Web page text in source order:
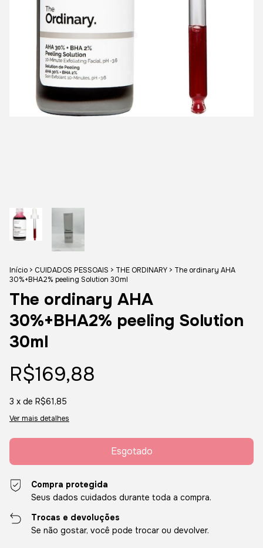
Início > CUIDADOS PESSOAIS > THE ORDINARY > The ordinary AHA
30%+BHA2% peeling Solution 30ml
The ordinary AHA
30%+BHA2% peeling Solution
30ml
R$169,88
3 x de R$61,85
Ver mais detalhes
Compra protegida
Seus dados cuidados durante toda a compra.
Trocas e devoluções
Se não gostar, você pode trocar ou devolver.